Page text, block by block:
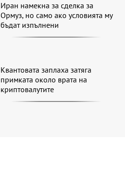
Иран намекна за сделка за
Ормуз, но само ако условията му
бъдат изпълнени
Квантовата заплаха затяга
примката около врата на
криптовалутите